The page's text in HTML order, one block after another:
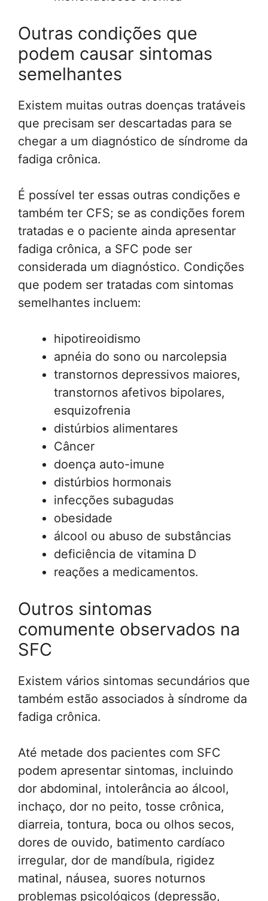
Outras condições que
podem causar sintomas
semelhantes
Existem muitas outras doenças tratáveis
que precisam ser descartadas para se
chegar a um diagnóstico de síndrome da
fadiga crônica.
É possível ter essas outras condições e
também ter CFS; se as condições forem
tratadas e o paciente ainda apresentar
fadiga crônica, a SFC pode ser
considerada um diagnóstico. Condições
que podem ser tratadas com sintomas
semelhantes incluem:
hipotireoidismo
apnéia do sono ou narcolepsia
transtornos depressivos maiores,
transtornos afetivos bipolares,
esquizofrenia
distúrbios alimentares
Câncer
doença auto-imune
distúrbios hormonais
infecções subagudas
obesidade
álcool ou abuso de substâncias
deficiência de vitamina D
reações a medicamentos.
Outros sintomas
comumente observados na
SFC
Existem vários sintomas secundários que
também estão associados à síndrome da
fadiga crônica.
Até metade dos pacientes com SFC
podem apresentar sintomas, incluindo
dor abdominal, intolerância ao álcool,
inchaço, dor no peito, tosse crônica,
diarreia, tontura, boca ou olhos secos,
dores de ouvido, batimento cardíaco
irregular, dor de mandíbula, rigidez
matinal, náusea, suores noturnos
problemas psicológicos (depressão,